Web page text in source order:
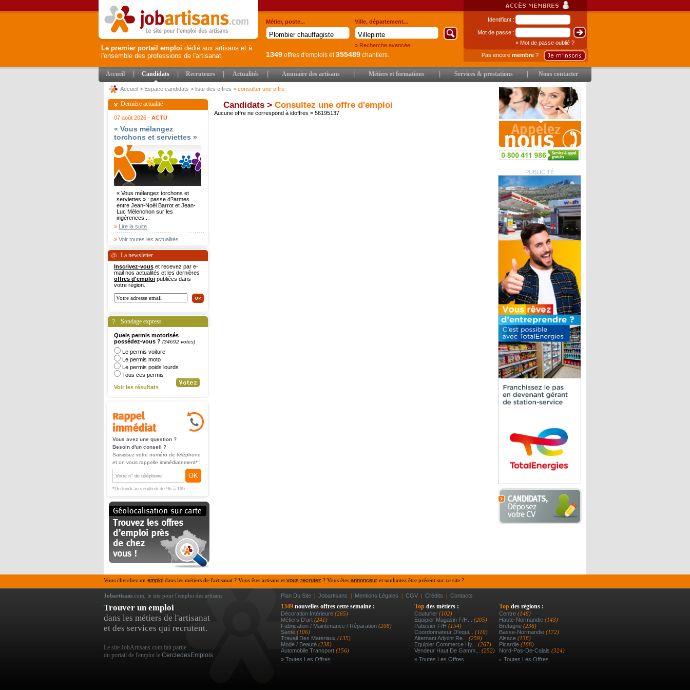
Le premier portail emploi dédié aux artisans et à
l'ensemble des professions de l'artisanat.
Identifiant :
Mot de passe :
» Mot de passe oublié ?
Pas encore membre ?
Métier, poste... Ville, département...
» Recherche avancée
1349 offres d'emplois et355489 chantiers.
Accueil Candidats Recruteurs Actualités Annuaire des artisans Métiers et formations Services & prestations Nous contacter
Accueil > Espace candidats > liste des offres > consulter une offre
PUBLICITÉ
Dernière actualité
07 août 2026 - ACTU
« Vous mélangez
torchons et serviettes »
: passe d?armes entre
Jean-Noël Barrot et
Jean-Luc Mélenchon sur
les ingérences
étrangères - Le Parisien
« Vous mélangez torchons et
serviettes » : passe d?armes
entre Jean-Noël Barrot et Jean-
Luc Mélenchon sur les
ingérences...
» Lire la suite
» Voir toutes les actualités
La newsletter
Inscrivez-vous et recevez par e-
mail nos actualités et les dernières
offres d'emploi publiées dans
votre région.
Sondage express
Quels permis motorisés
possédez-vous ? (34692 votes)
Le permis voiture
Le permis moto
Le permis poids lourds
Tous ces permis
Voir les résultats
Vous avez une question ?
Besoin d'un conseil ?
Saisissez votre numéro de téléphone
et on vous rappelle immédiatement* !
OK
*Du lundi au vendredi de 9h à 19h
Candidats > Consultez une offre d'emploi
Aucune offre ne correspond à idoffres = 56195137
Vous cherchez un emploi dans les métiers de l'artisanat ? Vous êtes artisans et vous recrutez ? Vous êtes annonceur et souhaitez être présent sur ce site ?
Jobartisans .com, le site pour l'emploi des artisans Plan Du Site | Jobartisans | Mentions Légales | CGV | Crédits | Contacts
Trouver un emploi
dans les métiers de l'artisanat
et des services qui recrutent.
Le site JobArtisans.com fait partie
du portail de l'emploi le CercledesEmplois
1349 nouvelles offres cette semaine :
Décoration Intérieure (265)
Métiers D’art (241)
Fabrication / Maintenance / Réparation (208)
Santé (106)
Travail Des Matériaux (135)
Mode / Beauté (238)
Automobile Transport (156)
» Toutes Les Offres
Top des métiers :
Couturier (102)
Equipier Magasin F/h... (205)
Patissier F/h (154)
Coordonnateur D'equi... (110)
Alternant Adjoint Re... (259)
Equipier Commerce Hy... (267)
Vendeur Haut De Gamm... (252)
» Toutes Les Offres
Top des régions :
Centre (148)
Haute-Normandie (143)
Bretagne (236)
Basse-Normandie (172)
Alsace (138)
Picardie (188)
Nord-Pas-De-Calais (324)
» Toutes Les Offres